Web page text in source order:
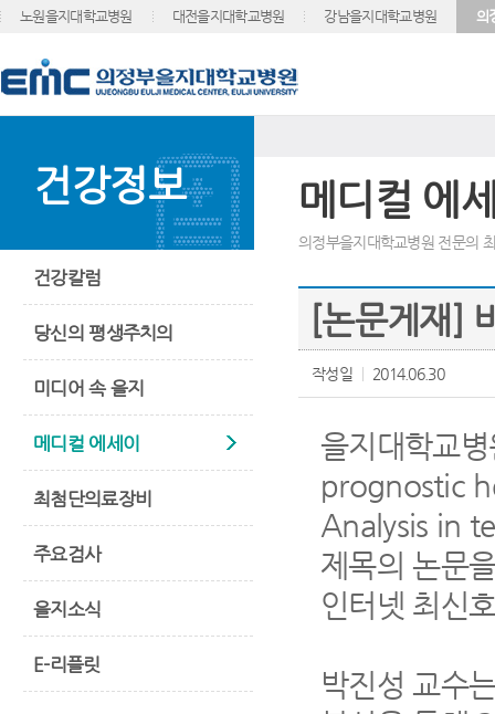
노원을지대학교병원 대전을지대학교병원 강남을지대학교병원 의
건강정보
건강칼럼
당신의 평생주치의
미디어 속 을지
메디컬 에세이
최첨단의료장비
주요검사
을지소식
E-리플릿
메디컬 에
의정부을지대학교병원 전문의
[논문게재]
작성일 2014.06.30
을지대학교
prognostic
Analysis in
제목의 논문
인터넷 최신
박진성 교수